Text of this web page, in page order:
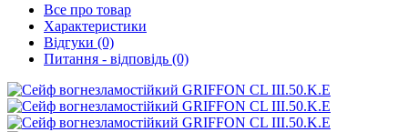
Все про товар
Характеристики
Відгуки (0)
Питання - відповідь (0)